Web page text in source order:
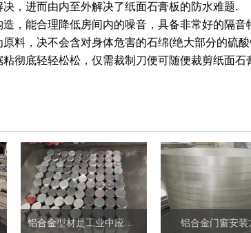
，进而由内至外解决了纸面石膏板的防水难题.
，能合理降低房间内的噪音，具备非常好的隔音
料，决不会含对身体危害的石绵(绝大部分的硫
彻底轻轻松松，仅需裁制刀便可随便裁剪纸面
铝合金门窗安装